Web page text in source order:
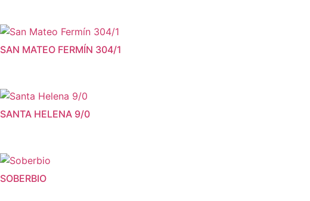
SAN MATEO FERMÍN 304/1
SANTA HELENA 9/0
SOBERBIO